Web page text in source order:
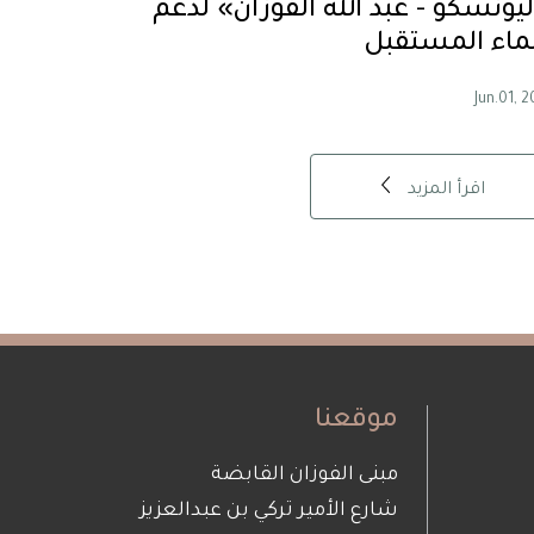
- عبد الله الفوزان» لدعم
المستقبل
Jun.01,
اقرأ المزيد
موقعنا
مبنى الفوزان القابضة
شارع الأمير تركي بن عبدالعزيز